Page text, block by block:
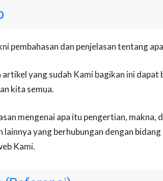
pembahasan dan penjelasan tentang
artikel yang sudah Kami bagikan ini
kita semua.
mengenai apa itu pengertian, makna,
yang berhubungan dengan
Kami.